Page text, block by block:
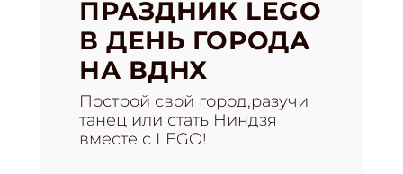
ПРАЗДНИК LEGO
В ДЕНЬ ГОРОДА
НА ВДНХ
Построй свой город,разучи
танец или стать Ниндзя
вместе с LEGO!